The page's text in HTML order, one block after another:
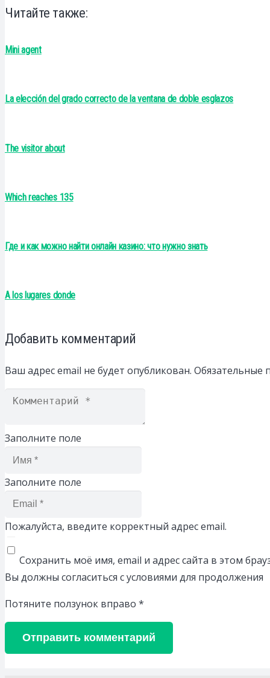
Читайте также:
Mini agent
La elección del grado correcto de la ventana de doble esglazos
The visitor about
Which reaches 135
Где и как можно найти онлайн казино: что нужно знать
A los lugares donde
Добавить комментарий
Ваш адрес email не будет опубликован. Обязательные
Заполните поле
Заполните поле
Пожалуйста, введите корректный адрес email.
Сохранить моё имя, email и адрес сайта в этом
Вы должны согласиться с условиями для продолжения
Потяните ползунок вправо *
Отправить комментарий